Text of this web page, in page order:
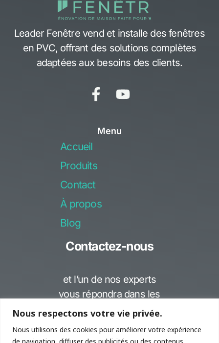
Nous respectons votre vie privée.
Nous utilisons des cookies pour améliorer votre expérience
de navigation, diffuser des publicités ou des contenus
Leader Fenêtre vend et installe des fenêtres
en PVC, offrant des solutions complètes
adaptées aux besoins des clients.
F
a
e
o
k
-
Y
Menu
Accueil
Produits
Contact
À propos
Blog
Contactez-nous
et l’un de nos experts
vous répondra dans les
meilleurs délais..